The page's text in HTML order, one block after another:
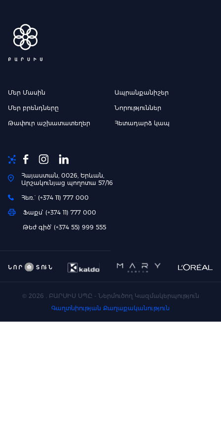
Մեր Մասին Ապրանքանիշեր
Մեր բրենդները Նորություններ
Թափուր աշխատատեղեր Հետադարձ կապ
Հայաստան, 0026, Երևան,
Արշակունյաց պողոտա 57/16
Հեռ.` (+374 11) 777 000
Ֆաքս՝ (+374 11) 777 000
Թեժ գիծ՝ (+374 55) 999 555
© 2026 . ԲԱՐՍԻՍ ՍՊԸ - Ներմուծող Կազմակերպություն
Գաղտնիության Քաղաքականություն